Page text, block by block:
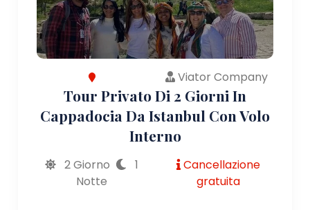
Viator Company
Tour Privato Di 2 Giorni In
Cappadocia Da Istanbul Con Volo
Interno
2 Giorno
1
Notte
Cancellazione
gratuita